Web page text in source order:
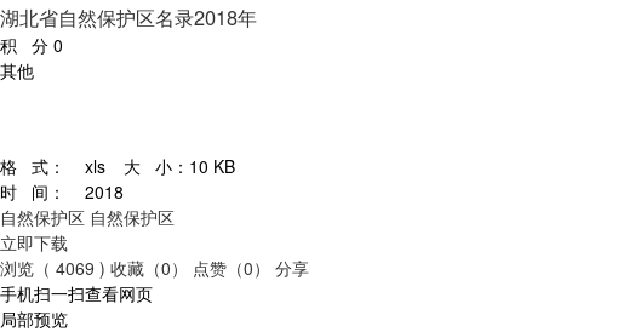
湖北省自然保护区名录2018年
积 分 0
其他
格 式： xls 大 小： 10 KB
时 间：
2018
自然保护区 自然保护区
立即下载
浏览（ 4069 ) 收藏（0） 点赞（0）
分享
手机扫一扫查看网页
局部预览